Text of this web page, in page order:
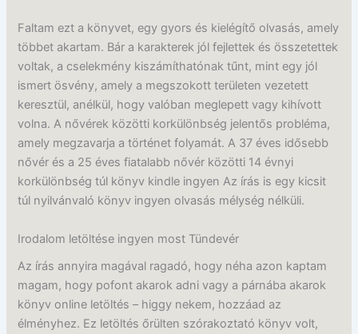
Faltam ezt a könyvet, egy gyors és kielégítő olvasás, amely
többet akartam. Bár a karakterek jól fejlettek és összetettek
voltak, a cselekmény kiszámíthatónak tűnt, mint egy jól
ismert ösvény, amely a megszokott területen vezetett
keresztül, anélkül, hogy valóban meglepett vagy kihívott
volna. A nővérek közötti korkülönbség jelentős probléma,
amely megzavarja a történet folyamát. A 37 éves idősebb
nővér és a 25 éves fiatalabb nővér közötti 14 évnyi
korkülönbség túl könyv kindle ingyen Az írás is egy kicsit
túl nyilvánvaló könyv ingyen olvasás mélység nélküli.
Irodalom letöltése ingyen most Tündevér
Az írás annyira magával ragadó, hogy néha azon kaptam
magam, hogy pofont akarok adni vagy a párnába akarok
könyv online letöltés – higgy nekem, hozzáad az
élményhez. Ez letöltés őrülten szórakoztató könyv volt,